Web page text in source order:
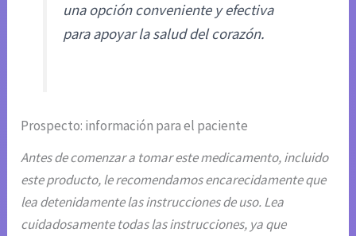
una opción conveniente y efectiva
para apoyar la salud del corazón.
Prospecto: información para el paciente
Antes de comenzar a tomar este medicamento, incluido
este producto, le recomendamos encarecidamente que
lea detenidamente las instrucciones de uso. Lea
cuidadosamente todas las instrucciones, ya que